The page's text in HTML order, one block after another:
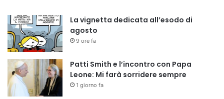
La vignetta dedicata all’esodo di
agosto
9 ore fa
Patti Smith e l’incontro con Papa
Leone: Mi farà sorridere sempre
1 giorno fa